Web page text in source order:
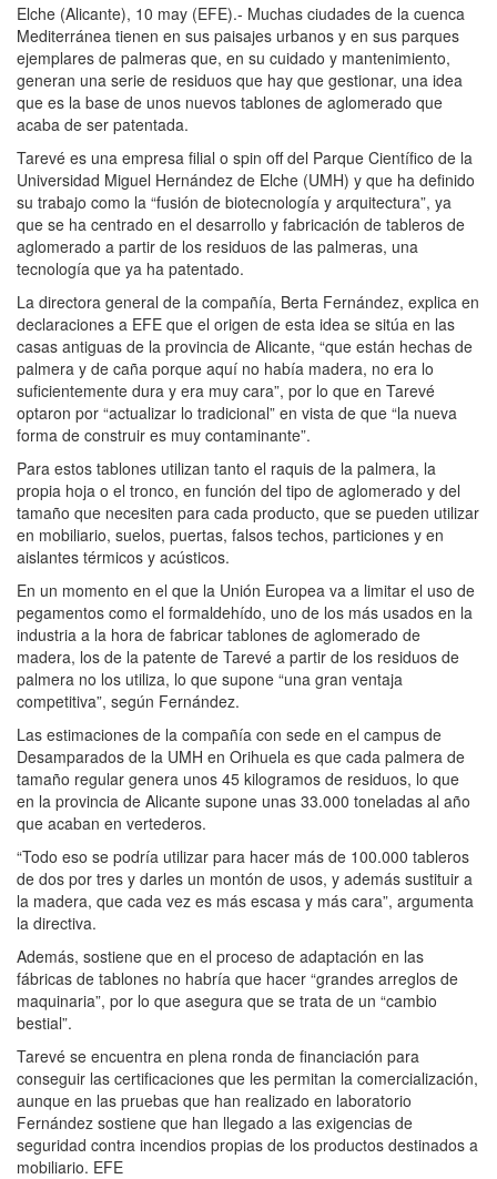
Elche (Alicante), 10 may (EFE).- Muchas ciudades de la cuenca
Mediterránea tienen en sus paisajes urbanos y en sus parques
ejemplares de palmeras que, en su cuidado y mantenimiento,
generan una serie de residuos que hay que gestionar, una idea
que es la base de unos nuevos tablones de aglomerado que
acaba de ser patentada.
Tarevé es una empresa filial o spin off del Parque Científico de la
Universidad Miguel Hernández de Elche (UMH) y que ha definido
su trabajo como la “fusión de biotecnología y arquitectura”, ya
que se ha centrado en el desarrollo y fabricación de tableros de
aglomerado a partir de los residuos de las palmeras, una
tecnología que ya ha patentado.
La directora general de la compañía, Berta Fernández, explica en
declaraciones a EFE que el origen de esta idea se sitúa en las
casas antiguas de la provincia de Alicante, “que están hechas de
palmera y de caña porque aquí no había madera, no era lo
suficientemente dura y era muy cara”, por lo que en Tarevé
optaron por “actualizar lo tradicional” en vista de que “la nueva
forma de construir es muy contaminante”.
Para estos tablones utilizan tanto el raquis de la palmera, la
propia hoja o el tronco, en función del tipo de aglomerado y del
tamaño que necesiten para cada producto, que se pueden utilizar
en mobiliario, suelos, puertas, falsos techos, particiones y en
aislantes térmicos y acústicos.
En un momento en el que la Unión Europea va a limitar el uso de
pegamentos como el formaldehído, uno de los más usados en la
industria a la hora de fabricar tablones de aglomerado de
madera, los de la patente de Tarevé a partir de los residuos de
palmera no los utiliza, lo que supone “una gran ventaja
competitiva”, según Fernández.
Las estimaciones de la compañía con sede en el campus de
Desamparados de la UMH en Orihuela es que cada palmera de
tamaño regular genera unos 45 kilogramos de residuos, lo que
en la provincia de Alicante supone unas 33.000 toneladas al año
que acaban en vertederos.
“Todo eso se podría utilizar para hacer más de 100.000 tableros
de dos por tres y darles un montón de usos, y además sustituir a
la madera, que cada vez es más escasa y más cara”, argumenta
la directiva.
Además, sostiene que en el proceso de adaptación en las
fábricas de tablones no habría que hacer “grandes arreglos de
maquinaria”, por lo que asegura que se trata de un “cambio
bestial”.
Tarevé se encuentra en plena ronda de financiación para
conseguir las certificaciones que les permitan la comercialización,
aunque en las pruebas que han realizado en laboratorio
Fernández sostiene que han llegado a las exigencias de
seguridad contra incendios propias de los productos destinados a
mobiliario. EFE